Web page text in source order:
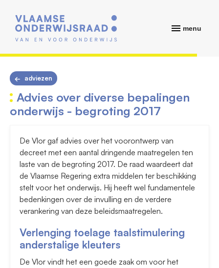
menu
adviezen
Advies over diverse bepalingen
onderwijs - begroting 2017
De Vlor gaf advies over het voorontwerp van
decreet met een aantal dringende maatregelen ten
laste van de begroting 2017. De raad waardeert dat
de Vlaamse Regering extra middelen ter beschikking
stelt voor het onderwijs. Hij heeft wel fundamentele
bedenkingen over de invulling en de verdere
verankering van deze beleidsmaatregelen.
Verlenging toelage taalstimulering
anderstalige kleuters
De Vlor vindt het een goede zaak om voor het